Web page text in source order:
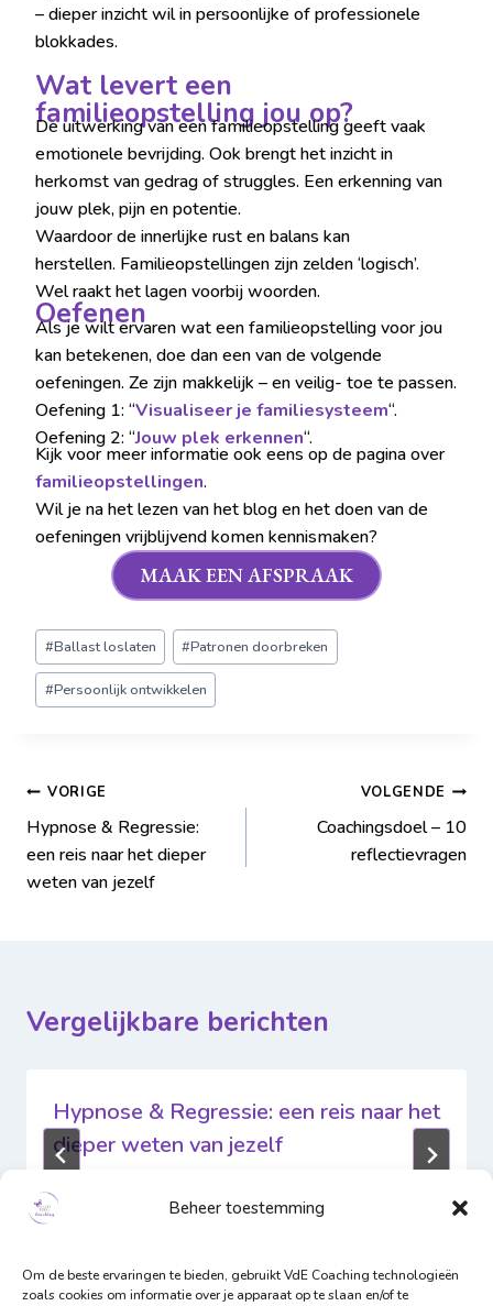
Beheer toestemming
Om de beste ervaringen te bieden, gebruikt VdE Coaching technologieën
zoals cookies om informatie over je apparaat op te slaan en/of te
– dieper inzicht wil in persoonlijke of professionele
blokkades.
Wat levert een
familieopstelling jou op?
De uitwerking van een familieopstelling geeft vaak
emotionele bevrijding. Ook brengt het inzicht in
herkomst van gedrag of struggles. Een erkenning van
jouw plek, pijn en potentie.
Waardoor de innerlijke rust en balans kan
herstellen. Familieopstellingen zijn zelden ‘logisch’.
Wel raakt het lagen voorbij woorden.
Oefenen
Als je wilt ervaren wat een familieopstelling voor jou
kan betekenen, doe dan een van de volgende
oefeningen. Ze zijn makkelijk – en veilig- toe te passen.
Oefening 1: “Visualiseer je familiesysteem“.
Oefening 2: “Jouw plek erkennen“.
Kijk voor meer informatie ook eens op de pagina over
familieopstellingen.
Wil je na het lezen van het blog en het doen van de
oefeningen vrijblijvend komen kennismaken?
MAAK EEN AFSPRAAK
#Ballast loslaten #Patronen doorbreken
#Persoonlijk ontwikkelen
VORIGE
Hypnose & Regressie:
een reis naar het dieper
weten van jezelf
VOLGENDE
Coachingsdoel – 10
reflectievragen
Vergelijkbare berichten
Hypnose & Regressie: een reis naar het
dieper weten van jezelf